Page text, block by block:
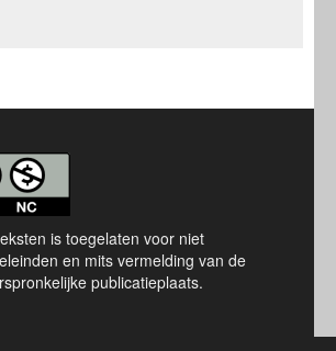
is toegelaten voor niet
en mits vermelding van de
publicatieplaats.